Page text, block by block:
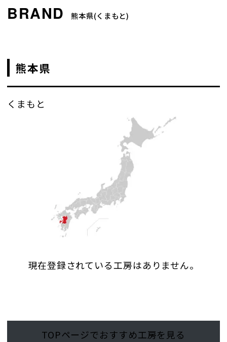
熊本県(くまもと)
熊本県
くまもと
現在登録されている工房はありません。
TOPページでおすすめ工房を見る